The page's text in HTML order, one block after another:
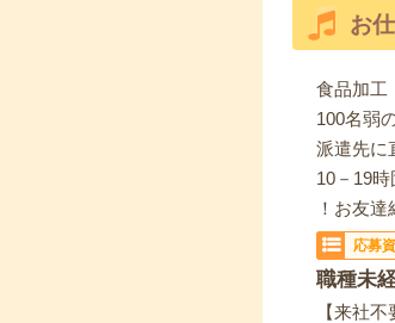
お
食品加工
100名弱
派遣先に
10－19
！お友
応募
職種未
【来社